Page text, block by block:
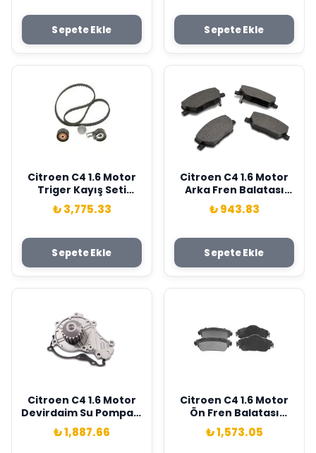
Sepete Ekle Sepete Ekle
Citroen C4 1.6 Motor
Triger Kayış Seti
Eurorepar Marka
1608747480
₺ 3,775.33
Sepete Ekle
Citroen C4 1.6 Motor
Arka Fren Balatası
Delphi Marka 4254.C1
₺ 943.83
Sepete Ekle
Citroen C4 1.6 Motor
Devirdaim Su Pompası
Skf Marka 1609417680
₺ 1,887.66
Citroen C4 1.6 Motor
Ön Fren Balatası
Delphi Marka 4254.A9
₺ 1,573.05